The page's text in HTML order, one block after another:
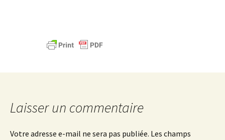
Laisser un commentaire
Votre adresse e-mail ne sera pas publiée. Les champs